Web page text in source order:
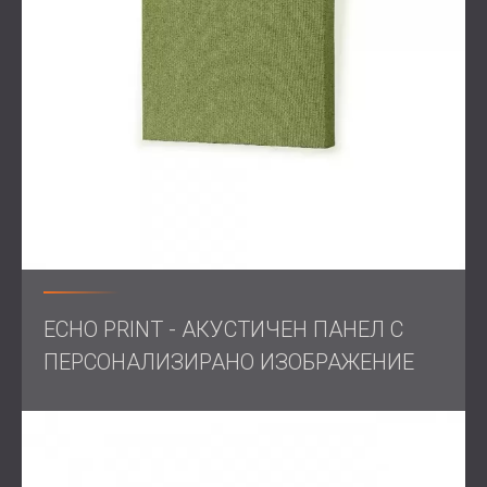
Обхват на работата
на акустичните свойства на
покритие, съобразени с пространството
Монтаж с отместване от 50 мм от стената за
ECHO PRINT - АКУСТИЧЕН ПАНЕЛ С
ПЕРСОНАЛИЗИРАНО ИЗОБРАЖЕНИЕ